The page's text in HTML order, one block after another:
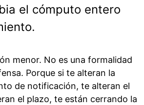
el cómputo entero
menor. No es una formalidad
Porque si te alteran la
de notificación, te alteran el
el plazo, te están cerrando la